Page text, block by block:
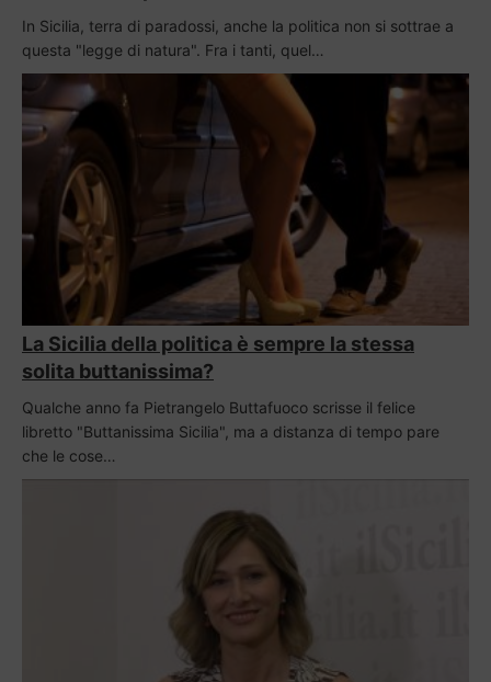
In Sicilia, terra di paradossi, anche la politica non si sottrae a
questa "legge di natura". Fra i tanti, quel…
La Sicilia della politica è sempre la stessa
solita buttanissima?
Qualche anno fa Pietrangelo Buttafuoco scrisse il felice
libretto "Buttanissima Sicilia", ma a distanza di tempo pare
che le cose…